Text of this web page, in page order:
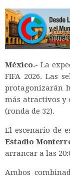
México.- La
FIFA 2026. Las
protagonizarán
más atractivos y
(ronda de 32).
El escenario de
Estadio
arrancar a las
Ambos